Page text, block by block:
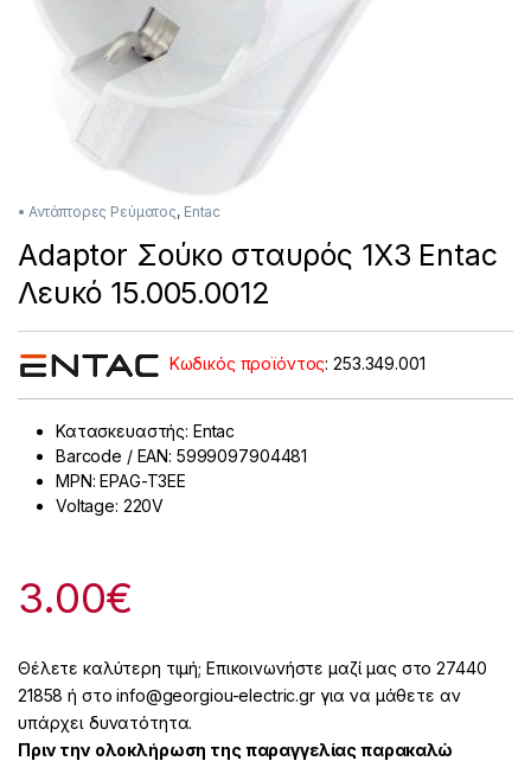
• Αντάπτορες Ρεύματος, Entac
Adaptor Σούκο σταυρός 1X3 Entac
Λευκό 15.005.0012
Κωδικός προϊόντος:253.349.001
Κατασκευαστής: Entac
Barcode / EAN: 5999097904481
MPN: EPAG-T3EE
Voltage: 220V
3.00€
Θέλετε καλύτερη τιμή; Επικοινωνήστε μαζί μας στο 27440
21858 ή στο info@georgiou-electric.gr για να μάθετε αν
υπάρχει δυνατότητα.
Πριν την ολοκλήρωση της παραγγελίας παρακαλώ